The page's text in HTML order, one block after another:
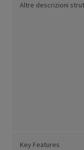
Altre descrizioni
Key Features